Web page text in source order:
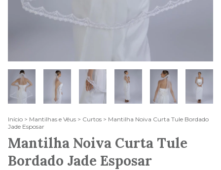
Início > Mantilhas e Véus > Curtos > Mantilha Noiva Curta Tule Bordado
Jade Esposar
Mantilha Noiva Curta Tule
Bordado Jade Esposar